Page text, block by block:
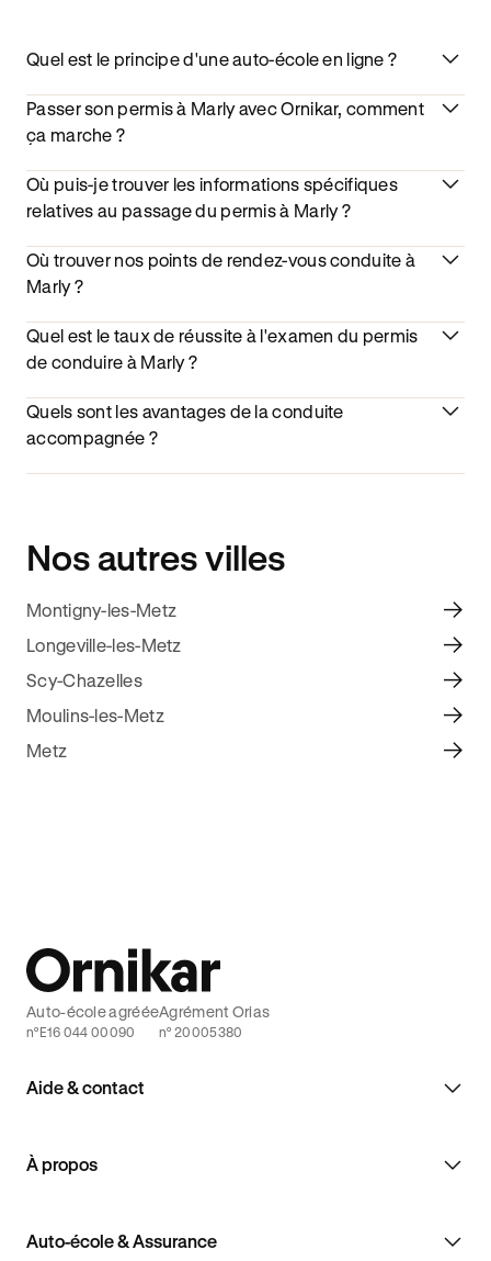
Quel est le principe d'une auto-école en ligne ?
Passer son permis à Marly avec Ornikar, comment
ça marche ?
Où puis-je trouver les informations spécifiques
relatives au passage du permis à Marly ?
Où trouver nos points de rendez-vous conduite à
Marly ?
Quel est le taux de réussite à l'examen du permis
de conduire à Marly ?
Quels sont les avantages de la conduite
accompagnée ?
Nos autres villes
Montigny-les-Metz
Longeville-les-Metz
Scy-Chazelles
Moulins-les-Metz
Metz
Aide & contact
À propos
Auto-école & Assurance
Auto-école agréée
n°E16 044 00090
Agrément Orias
n° 20005380